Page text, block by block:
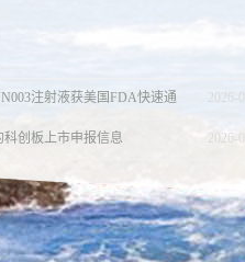
注射液获美国FDA快速通
于治疗脑胶质瘤（含胶质母细
2026 -
科创板上市申报信息 2026 -